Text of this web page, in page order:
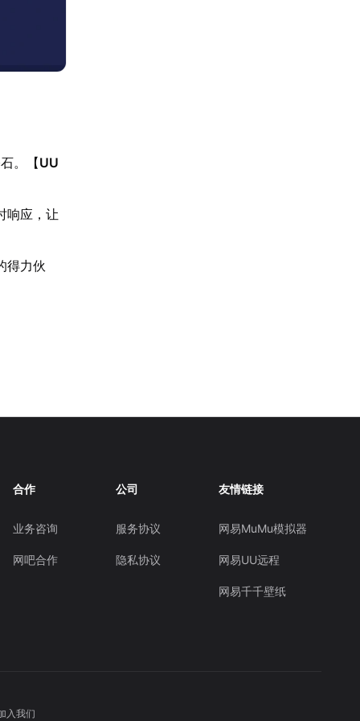
。【UU
响应，让
得力伙
合作
业务咨询
网吧合作
公司
服务协议
隐私协议
友情链接
网易MuMu模拟器
网易UU远程
网易千千壁纸
入我们